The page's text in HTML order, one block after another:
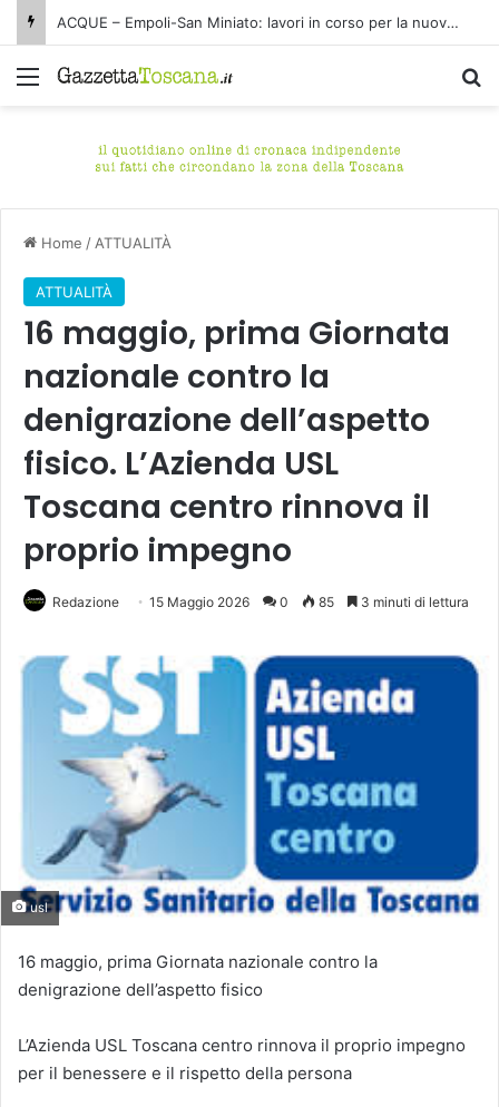
ACQUE – Empoli-San Miniato: lavori in corso per la nuova condotta fognaria Pagnana-Cuoiodepur
Menu
Home / ATTUALITÀ
ATTUALITÀ
16 maggio, prima Giornata
nazionale contro la
denigrazione dell’aspetto
fisico. L’Azienda USL
Toscana centro rinnova il
proprio impegno
Redazione 15 Maggio 2026 0 85 3 minuti di lettura
usl
16 maggio, prima Giornata nazionale contro la
denigrazione dell’aspetto fisico
L’Azienda USL Toscana centro rinnova il proprio impegno
per il benessere e il rispetto della persona